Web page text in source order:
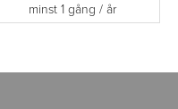
minst 1 gång / år